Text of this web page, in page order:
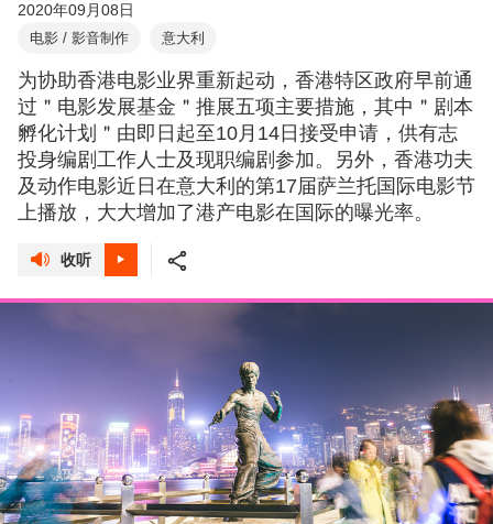
2020年09月08日
电影 / 影音制作 意大利
为协助香港电影业界重新起动，香港特区政府早前通
过＂电影发展基金＂推展五项主要措施，其中＂剧本
孵化计划＂由即日起至10月14日接受申请，供有志
投身编剧工作人士及现职编剧参加。另外，香港功夫
及动作电影近日在意大利的第17届萨兰托国际电影节
上播放，大大增加了港产电影在国际的曝光率。
收听